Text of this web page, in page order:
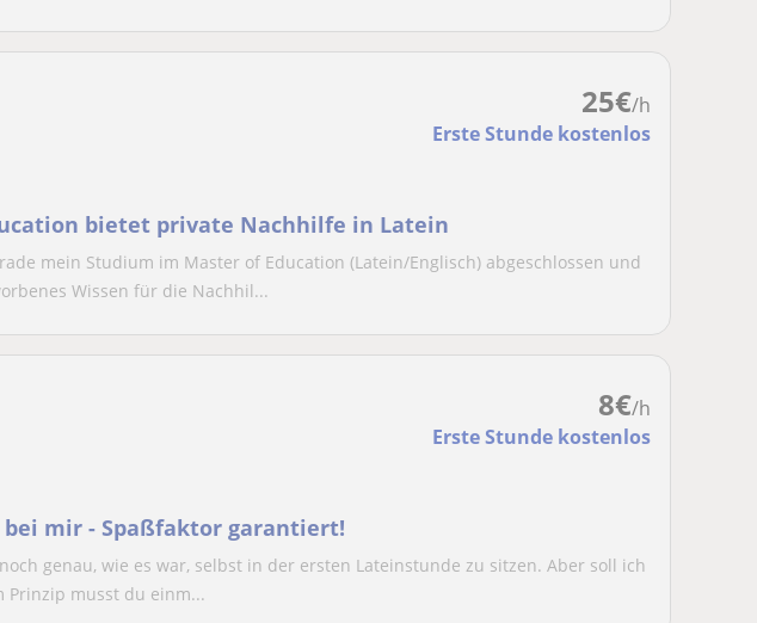
25€/h
Erste Stunde kostenlos
bietet private Nachhilfe in Latein
mein Studium im Master of Education (Latein/Englisch) abgeschlossen und
Wissen für die Nachhil...
8€/h
Erste Stunde kostenlos
mir - Spaßfaktor garantiert!
genau, wie es war, selbst in der ersten Lateinstunde zu sitzen. Aber soll ich
Prinzip musst du einm...